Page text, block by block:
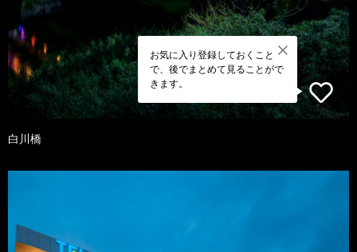
お気に入り登録しておくこと
で、後でまとめて見ることがで
きます。
白川橋